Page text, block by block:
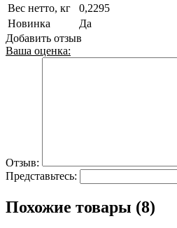
Вес нетто, кг
0,2295
Новинка
Да
Добавить отзыв
Ваша оценка:
Отзыв:
Представьтесь:
Похожие товары (8)